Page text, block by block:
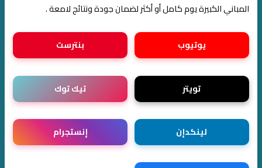
المباني الكبيرة يوم كامل أو أكثر لضمان جودة ونتائج لامعة.
يوتيوب بنترست
تويتر تيك توك
لينكدإن إنستجرام